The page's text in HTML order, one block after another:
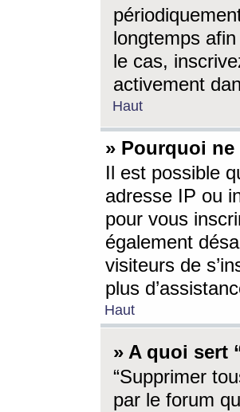
longtemps
le cas,
activement
Haut
» Pourquoi ne
Il est possible
adresse IP ou
pour vous
également
visiteurs de
plus
Haut
» A quoi sert
“Supprimer
par le forum